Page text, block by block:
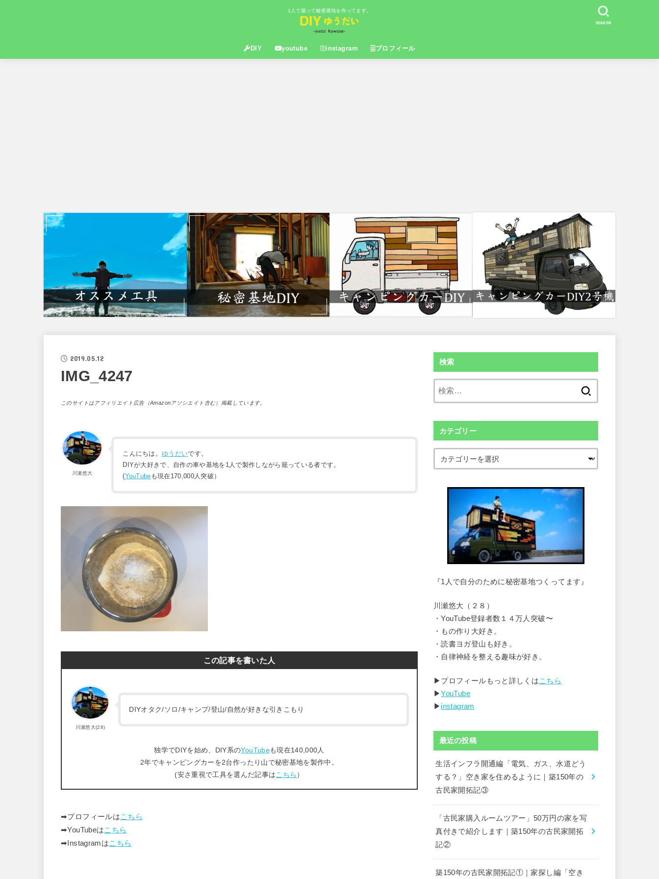
1人で籠って秘密基地を作ってます。
DIY youtube instagram プロフィール
SEARCH
2019.05.12
IMG_4247
このサイトはアフィリエイト広告（Amazonアソシエイト含む）掲載しています。
川瀬悠大
こんにちは。ゆうだいです。
DIYが大好きで、自作の車や基地を1人で製作しながら籠っている者です。
(YouTube も現在170,000人突破）
この記事を書いた人
川瀬悠大(28)
DIYオタク/ソロ/キャンプ/登山/自然が好きな引きこもり
独学でDIYを始め、DIY系のYouTubeも現在140,000人
2年でキャンピングカーを2台作ったり山で秘密基地を製作中。
(安さ重視で工具を選んだ記事はこちら ）
➡︎プロフィールはこちら
➡︎YouTubeはこちら
➡︎Instagramはこちら
検索
カテゴリー
『1人で自分のために秘密基地つくってます』
川瀬悠大（２８）
・YouTube登録者数１４万人突破〜
・もの作り大好き。
・読書ヨガ登山も好き。
・自律神経を整える趣味が好き。
▶︎プロフィールもっと詳しくはこちら
▶︎YouTube
▶︎ instagram
最近の投稿
生活インフラ開通編「電気、ガス、水道どう
する？」空き家を住めるように｜築150年の
古民家開拓記③
「古民家購入ルームツアー」50万円の家を写
真付きで紹介します｜築150年の古民家開拓
記②
築150年の古民家開拓記①｜家探し編「空き